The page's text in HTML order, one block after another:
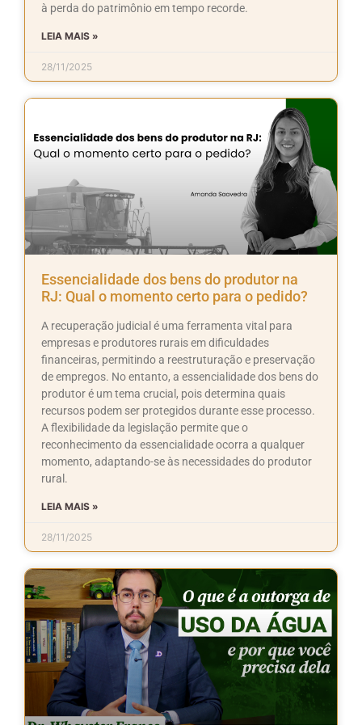
à perda do patrimônio em tempo recorde.
LEIA MAIS »
28/11/2025
Essencialidade dos bens do produtor na
RJ: Qual o momento certo para o pedido?
A recuperação judicial é uma ferramenta vital para
empresas e produtores rurais em dificuldades
financeiras, permitindo a reestruturação e preservação
de empregos. No entanto, a essencialidade dos bens do
produtor é um tema crucial, pois determina quais
recursos podem ser protegidos durante esse processo.
A flexibilidade da legislação permite que o
reconhecimento da essencialidade ocorra a qualquer
momento, adaptando-se às necessidades do produtor
rural.
LEIA MAIS »
28/11/2025